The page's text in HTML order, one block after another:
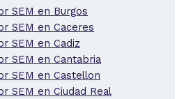
SEM en Burgos
SEM en Caceres
SEM en Cadiz
SEM en Cantabria
SEM en Castellon
SEM en Ciudad Real